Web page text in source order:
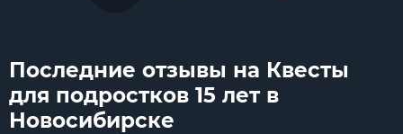
Последние отзывы на Квесты
для подростков 15 лет в
Новосибирске